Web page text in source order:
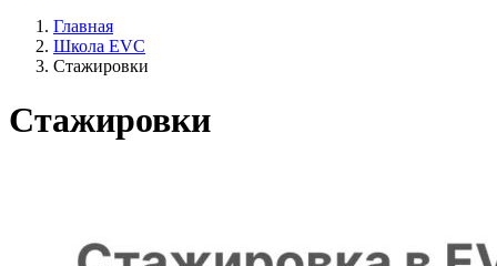
Главная
Школа EVC
Стажировки
Стажировки